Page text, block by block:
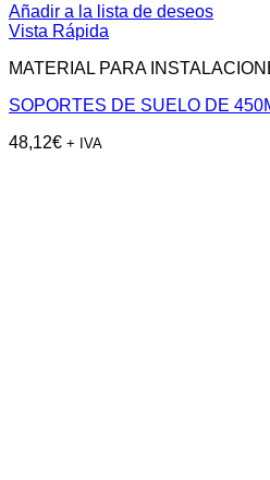
Añadir a la lista de deseos
Vista Rápida
MATERIAL PARA
SOPORTES DE SUELO DE
48,12€ + IVA